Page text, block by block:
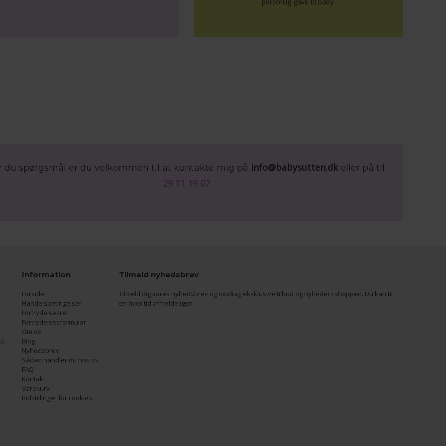
du spørgsmål er du velkommen til at kontakte mig på info@babysutten.dkeller på tlf.
29 11 19 07
Information
Forside
Handelsbetingelser
Fortrydelsesret
Fortrydelsesformular
Om os
Blog
Nyhedsbrev
Sådan handler du hos os
FAQ
Kontakt
Varekurv
Indstillinger for cookies
Tilmeld nyhedsbrev
Tilmeld dig vores nyhedsbrev og modtag eksklusive tilbud og nyheder i shoppen. Du kan til
en hver tid afmelde igen.